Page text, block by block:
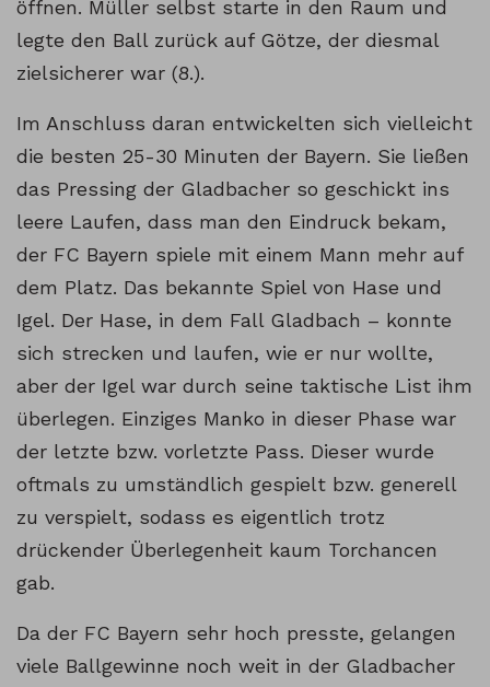
öffnen. Müller selbst starte in den Raum und
legte den Ball zurück auf Götze, der diesmal
zielsicherer war (8.).
Im Anschluss daran entwickelten sich vielleicht
die besten 25-30 Minuten der Bayern. Sie ließen
das Pressing der Gladbacher so geschickt ins
leere Laufen, dass man den Eindruck bekam,
der FC Bayern spiele mit einem Mann mehr auf
dem Platz. Das bekannte Spiel von Hase und
Igel. Der Hase, in dem Fall Gladbach – konnte
sich strecken und laufen, wie er nur wollte,
aber der Igel war durch seine taktische List ihm
überlegen. Einziges Manko in dieser Phase war
der letzte bzw. vorletzte Pass. Dieser wurde
oftmals zu umständlich gespielt bzw. generell
zu verspielt, sodass es eigentlich trotz
drückender Überlegenheit kaum Torchancen
gab.
Da der FC Bayern sehr hoch presste, gelangen
viele Ballgewinne noch weit in der Gladbacher